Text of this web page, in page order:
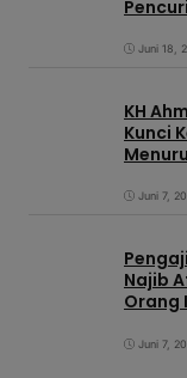
Juni 18,
KH
Kunci
Juni 7,
Najib
Orang
Juni 7,